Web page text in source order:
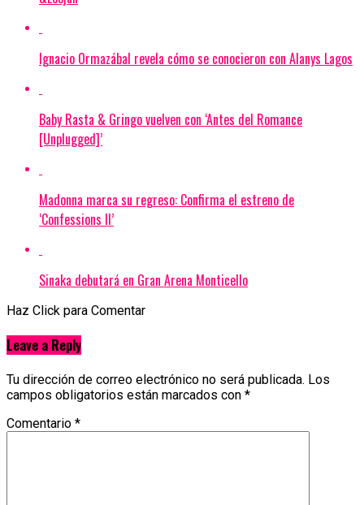
Ignacio Ormazábal revela cómo se conocieron con Alanys Lagos
Baby Rasta & Gringo vuelven con ‘Antes del Romance
[Unplugged]’
Madonna marca su regreso: Confirma el estreno de
‘Confessions II’
Sinaka debutará en Gran Arena Monticello
Haz Click para Comentar
Leave a Reply
Tu dirección de correo electrónico no será publicada. Los
campos obligatorios están marcados con *
Comentario *